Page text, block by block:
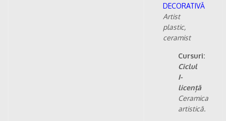
DECORATIVĂ
Artist
plastic,
ceramist
Cursuri:
Ciclul
I-
licență
Ceramica
artistică.